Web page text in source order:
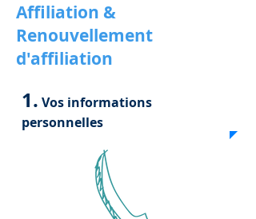
Affiliation &
Renouvellement
d'affiliation
1. Vos informations
personnelles